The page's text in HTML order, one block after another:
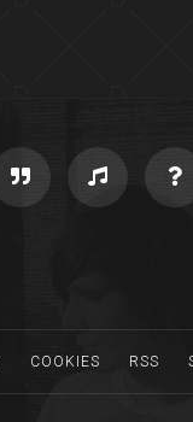
COOKIES RSS